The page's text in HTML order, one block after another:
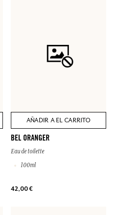
AÑADIR A EL CARRITO
BEL ORANGER
Eau de toilette
100ml
42,00 €